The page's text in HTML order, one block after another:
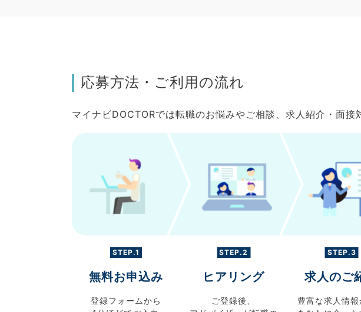
応募方法・ご利用の流れ
マイナビDOCTORでは転職のお悩みやご相談、求人紹介・面
STEP.1
無料お申込み
登録フォームから
STEP.2
ヒアリング
ご登録後、
STEP.3
求人のご
豊富な求人情報